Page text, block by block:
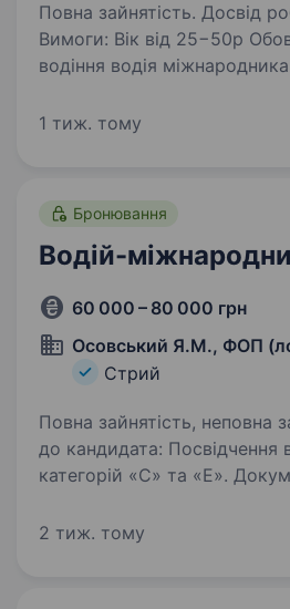
Повна зайнятість. Досвід
Вимоги: Вік від 25−50р Обовязковий стаж
водіння водія
Перевезення автомобілів з
1 тиж. тому
Бронювання
Водій-
60 000 – 80 000 грн
Осовський Я.М., ФОП
Стрий
Повна зайнятість, неповна
до кандидата: Посвідчення водія: наявність
категорій «С» та «Е». Документи: наявність
відсутня — надаємо
2 тиж. тому